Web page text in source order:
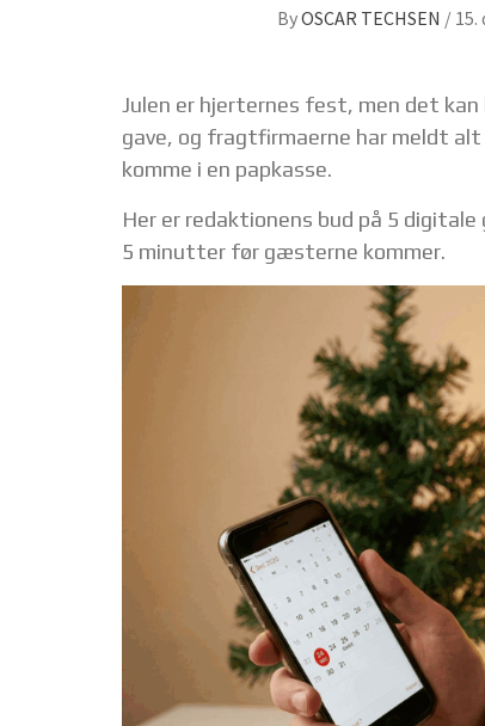
ByOSCAR TECHSEN / 15.
Julen er hjerternes fest, men det
gave, og fragtfirmaerne har meldt
komme i en papkasse.
Her er redaktionens bud på 5
5 minutter før gæsterne kommer.